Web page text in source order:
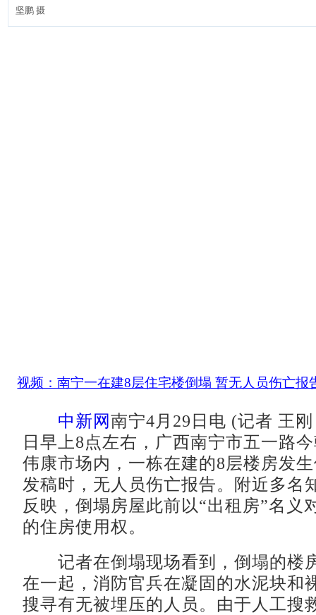
坚鹏 摄
视频：南宁一在建8层住宅楼倒塌 暂无人员伤亡报
中新网 南宁4月29日电 (记者 王
日早上8点左右，广西南宁市五一路
伟康市场内，一栋在建的8层楼房发
发稿时，无人员伤亡报告。附近多名
反映，倒塌房屋此前以“出租房”名义
的住房使用权。
记者在倒塌现场看到，倒塌的楼
在一起，消防官兵在凝固的水泥块和
搜寻有无被埋压的人员。由于人工搜